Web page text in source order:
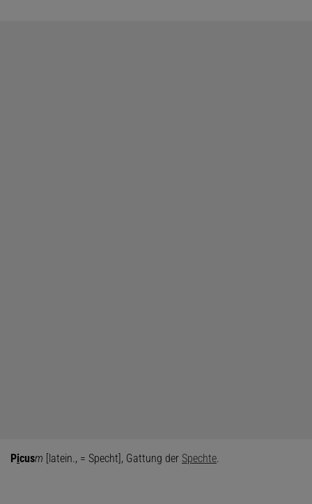
Picusm [latein., = Specht], Gattung der Spechte.